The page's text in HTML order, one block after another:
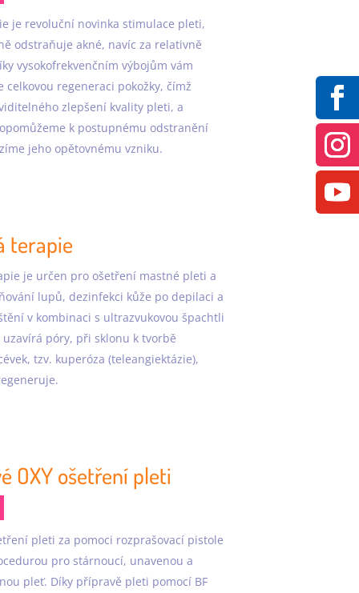
je revoluční novinka stimulace pleti,
odstraňuje akné, navíc za relativně
vysokofrekvenčním výbojům vám
celkovou regeneraci pokožky, čímž
zlepšení kvality pleti, a
k postupnému odstranění
jeho opětovnému vzniku.
terapie
je určen pro ošetření mastné pleti a
lupů, dezinfekci kůže po depilaci a
v kombinaci s ultrazvukovou špachtli
póry, při sklonu k tvorbě
tzv. kuperóza (teleangiektázie),
OXY ošetření pleti
pleti za pomoci rozprašovací pistole
pro stárnoucí, unavenou a
pleť. Díky přípravě pleti pomocí BF